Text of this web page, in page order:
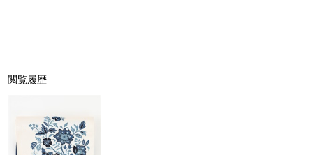
閲覧履歴